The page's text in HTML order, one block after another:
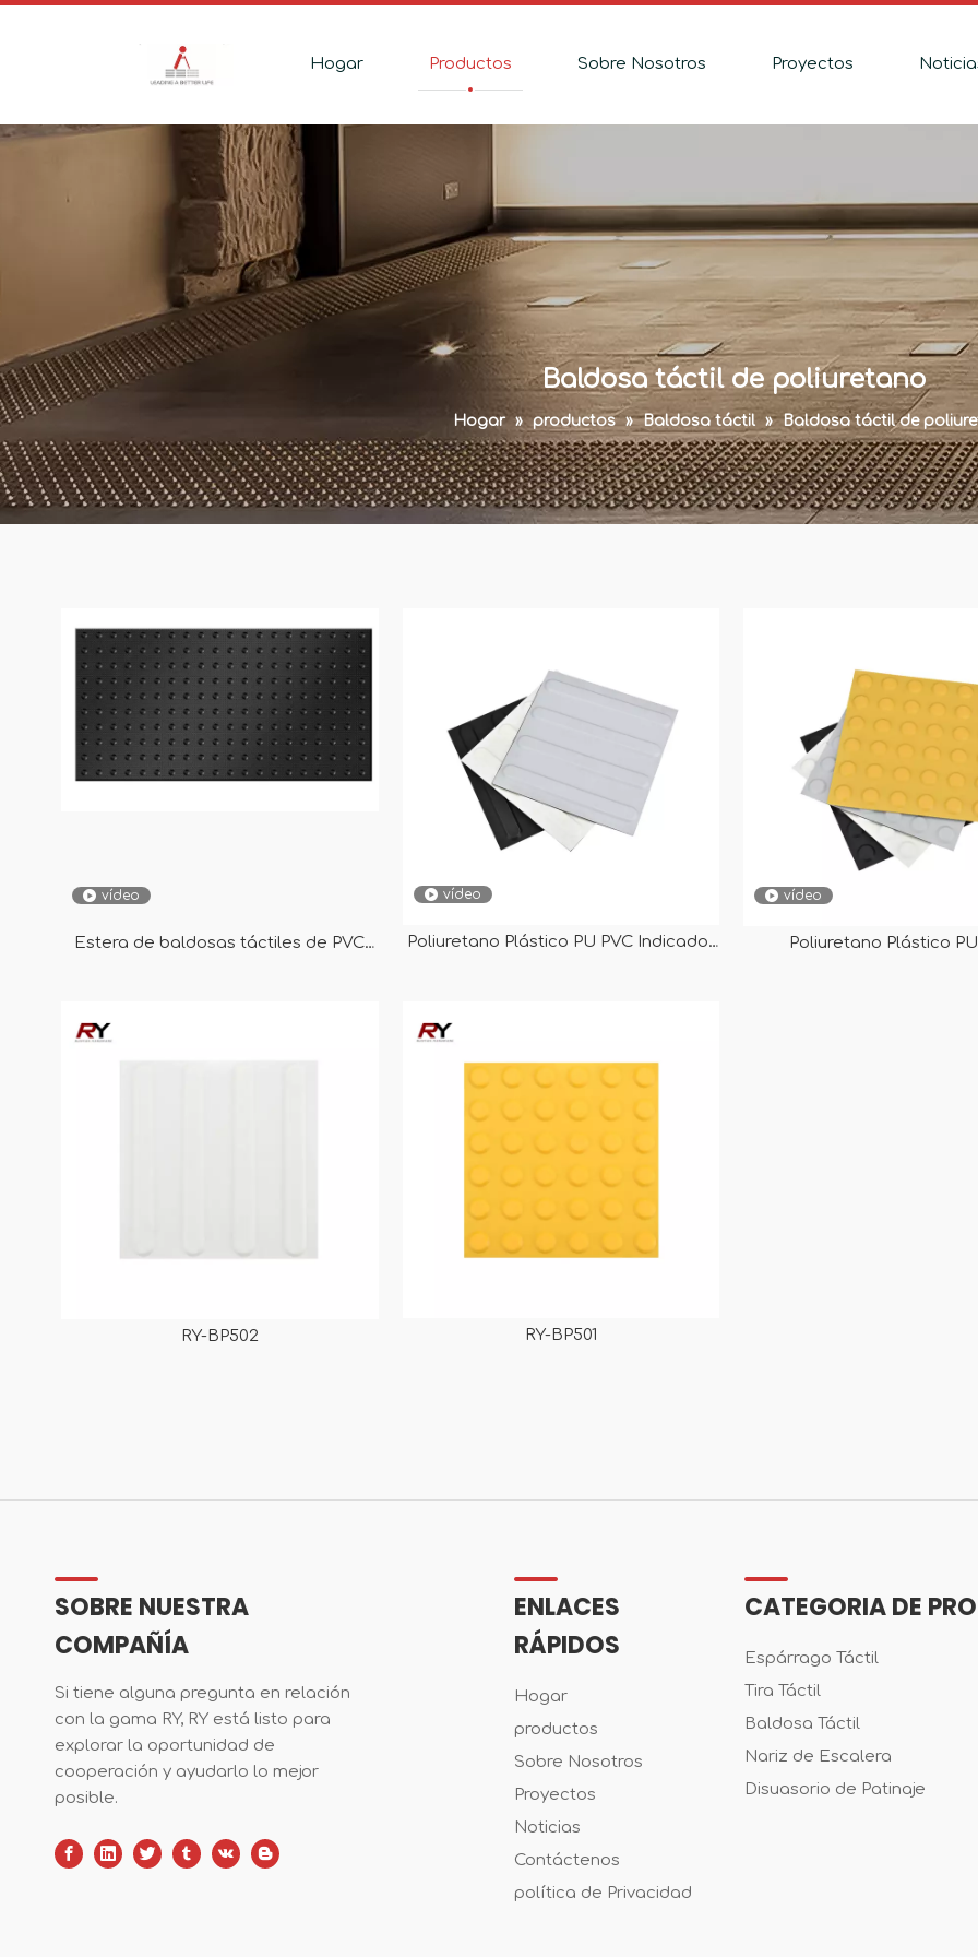
Hogar Productos Sobre Nosotros Proyectos
Baldosa táctil de poliuretano
Hogar » productos » Baldosa táctil » Baldosa táctil de
vídeo
Estera de baldosas táctiles de PVC
vídeo
Poliuretano Plástico PU PVC Indicador
vídeo
Poliuretano Plástico
RY-BP502 RY-BP501
<
SOBRE NUESTRA
COMPAÑÍA
Si tiene alguna pregunta en relación
con la gama RY, RY está listo para
explorar la oportunidad de
cooperación y ayudarlo lo mejor
posible.
ENLACES
RÁPIDOS
Hogar
productos
Sobre Nosotros
Proyectos
Noticias
Contáctenos
política de Privacidad
CATEGORIA DE
Espárrago Táctil
Tira Táctil
Baldosa Táctil
Nariz de Escalera
Disuasorio de Patinaje